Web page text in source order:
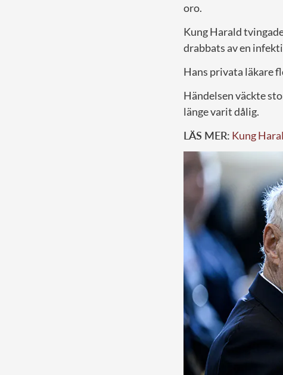
oro.
Kung Harald
drabbats av en
Hans privata läkare
Händelsen väckte
länge varit dålig.
LÄS MER: Kung